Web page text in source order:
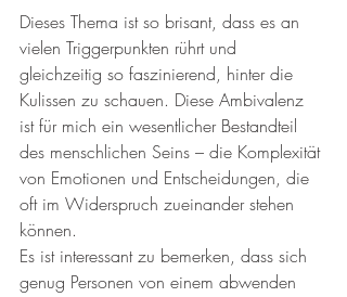
Dieses Thema ist so brisant, dass es an
vielen Triggerpunkten rührt und
gleichzeitig so faszinierend, hinter die
Kulissen zu schauen. Diese Ambivalenz
ist für mich ein wesentlicher Bestandteil
des menschlichen Seins – die Komplexität
von Emotionen und Entscheidungen, die
oft im Widerspruch zueinander stehen
können.
Es ist interessant zu bemerken, dass sich
genug Personen von einem abwenden